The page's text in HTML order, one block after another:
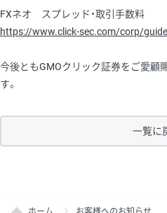
FXネオ スプレッド・取引手数料
https://www.click-sec.com/corp/
今後ともGMOクリック証券をご愛顧
す。
一覧に